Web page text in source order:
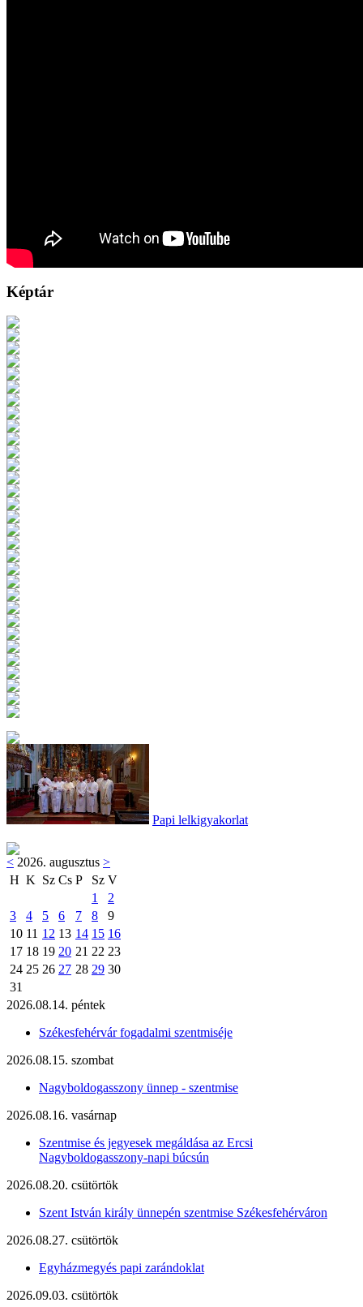
Képtár
Papi lelkigyakorlat
< 2026. augusztus >
H K Sz Cs P Sz V
1
2
3
4 5 6 7 8
9
10 11 12 13 14 15 16
17 18 19 20 21 22 23
24 25 26 27 28 29 30
31
2026.08.14. péntek
Székesfehérvár fogadalmi szentmiséje
2026.08.15. szombat
Nagyboldogasszony ünnep - szentmise
2026.08.16. vasárnap
Szentmise és jegyesek megáldása az Ercsi
Nagyboldogasszony-napi búcsún
2026.08.20. csütörtök
Szent István király ünnepén szentmise Székesfehérváron
2026.08.27. csütörtök
Egyházmegyés papi zarándoklat
2026.09.03. csütörtök